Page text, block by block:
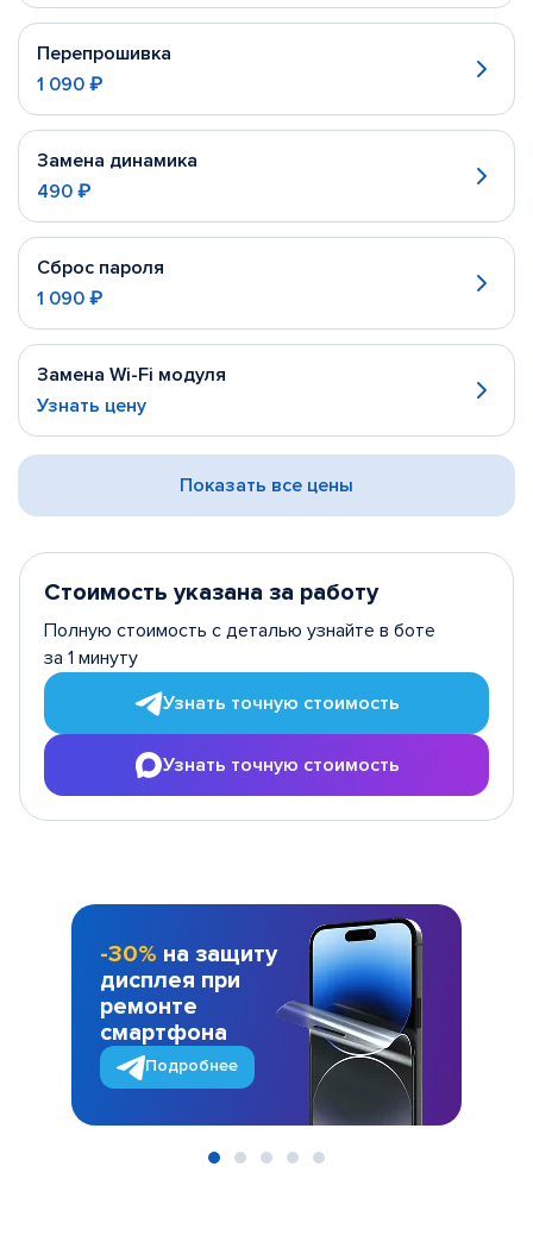
Перепрошивка
1 090 ₽
Замена динамика
490 ₽
Сброс пароля
1 090 ₽
Замена Wi-Fi модуля
Узнать цену
Показать все цены
Стоимость указана за работу
Полную стоимость с деталью узнайте в боте
за 1 минуту
Узнать точную стоимость
Узнать точную стоимость
-30% на защиту
дисплея при
ремонте
смартфона
Подробнее